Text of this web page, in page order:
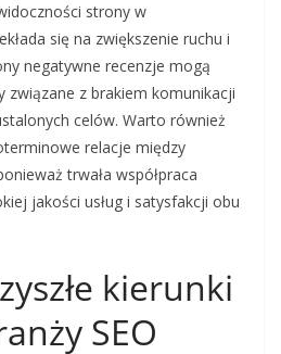
strony w
się na zwiększenie ruchu i
negatywne recenzje mogą
związane z brakiem komunikacji
celów. Warto również
relacje między
trwała współpraca
jakości usług i satysfakcji obu
kierunki
SEO